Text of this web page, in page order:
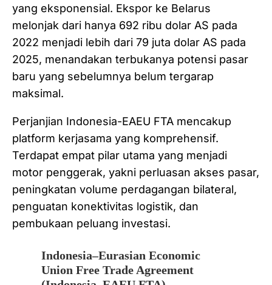
yang eksponensial. Ekspor ke Belarus
melonjak dari hanya 692 ribu dolar AS pada
2022 menjadi lebih dari 79 juta dolar AS pada
2025, menandakan terbukanya potensi pasar
baru yang sebelumnya belum tergarap
maksimal.
Perjanjian Indonesia-EAEU FTA mencakup
platform kerjasama yang komprehensif.
Terdapat empat pilar utama yang menjadi
motor penggerak, yakni perluasan akses pasar,
peningkatan volume perdagangan bilateral,
penguatan konektivitas logistik, dan
pembukaan peluang investasi.